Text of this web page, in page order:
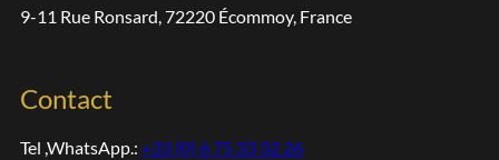
9-11 Rue Ronsard, 72220 Écommoy, France
Contact
Tel ,WhatsApp.: +33 (0) 6 75 33 32 26